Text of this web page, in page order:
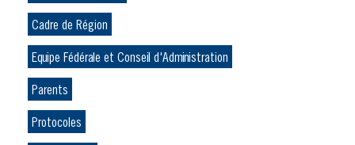
Cadre de Région
Equipe Fédérale et Conseil d'Administration
Parents
Protocoles